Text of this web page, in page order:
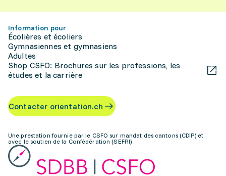
Information pour
Écolières et écoliers
Gymnasiennes et gymnasiens
Adultes
Shop CSFO: Brochures sur les professions, les
études et la carrière
Contacter orientation.ch
Une prestation fournie par le CSFO sur mandat des cantons (CDIP) et
avec le soutien de la Confédération (SEFRI)